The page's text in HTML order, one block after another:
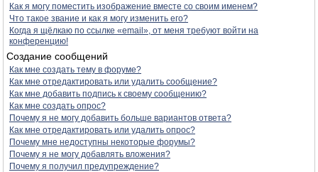
Как я могу поместить изображение вместе со своим именем?
Что такое звание и как я могу изменить его?
Когда я щёлкаю по ссылке «email», от меня требуют войти на
конференцию!
Создание сообщений
Как мне создать тему в форуме?
Как мне отредактировать или удалить сообщение?
Как мне добавить подпись к своему сообщению?
Как мне создать опрос?
Почему я не могу добавить больше вариантов ответа?
Как мне отредактировать или удалить опрос?
Почему мне недоступны некоторые форумы?
Почему я не могу добавлять вложения?
Почему я получил предупреждение?